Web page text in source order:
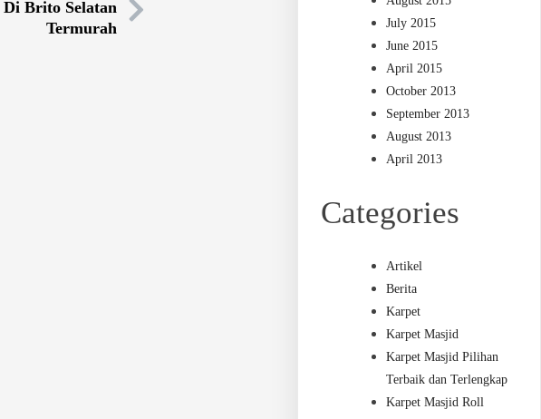
Brito Selatan
Termurah
July 2015
June 2015
April 2015
October 2013
September 2013
August 2013
April 2013
Categories
Artikel
Berita
Karpet
Karpet Masjid
Karpet Masjid Pilihan
Terbaik dan Terlengkap
Karpet Masjid Roll